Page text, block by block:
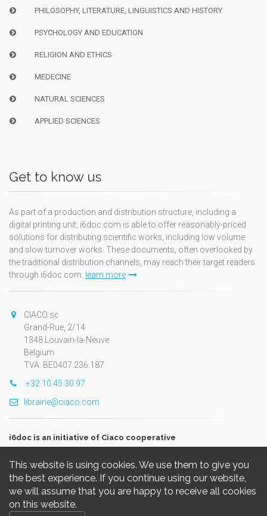
This website is using cookies. We use them to give you
the best experience. If you continue using our website,
we will assume that you are happy to receive all cookies
on this website.
PHILOSOPHY, LITERATURE, LINGUISTICS AND HISTORY
PSYCHOLOGY AND EDUCATION
RELIGION AND ETHICS
MEDECINE
NATURAL SCIENCES
APPLIED SCIENCES
Get to know us
As part of a production and distribution structure, including a
digital printing unit, i6doc.com is able to offer reasonably-priced
solutions for distributing scientific works, including low volume
and slow turnover works. These documents, often overlooked by
the traditional distribution channels, may reach their target readers
through i6doc.com.
learn more
CIACO sc
Grand-Rue, 2/14
1348 Louvain-la-Neuve
Belgium
TVA: BE0407.236.187
+32 10 45 30 97
librairie@ciaco.com
i6doc is an initiative of Ciaco cooperative